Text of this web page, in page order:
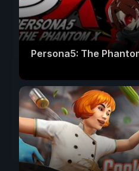
Persona5: The